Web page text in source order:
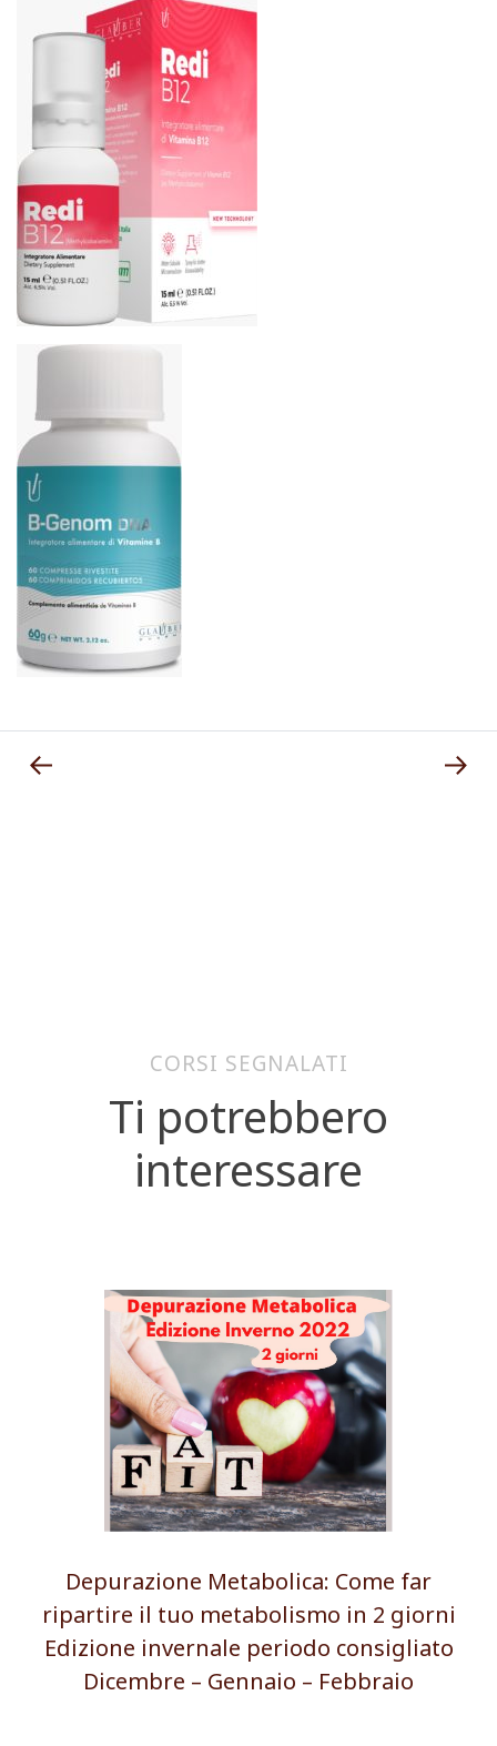
CORSI SEGNALATI
Ti potrebbero
interessare
Depurazione Metabolica: Come far
ripartire il tuo metabolismo in 2 giorni
Edizione invernale periodo consigliato
Dicembre – Gennaio – Febbraio